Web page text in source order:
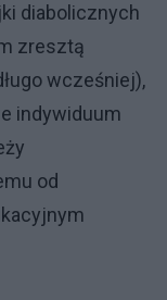
diabolicznych
zresztą
wcześniej),
indywiduum
od